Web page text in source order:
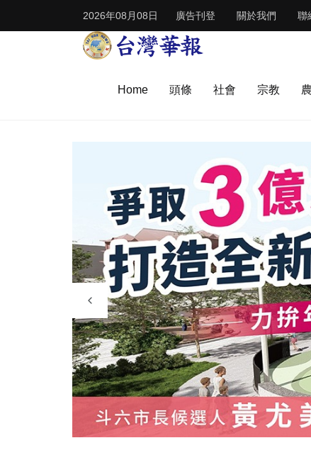
2026年08月08日 廣告刊登 關於我們 聯
Home 頭條 社會 宗教